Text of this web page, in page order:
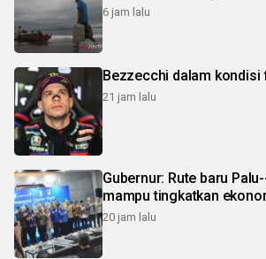
6 jam lalu
Bezzecchi dalam kondisi
21 jam lalu
Gubernur: Rute baru
mampu tingkatkan
20 jam lalu